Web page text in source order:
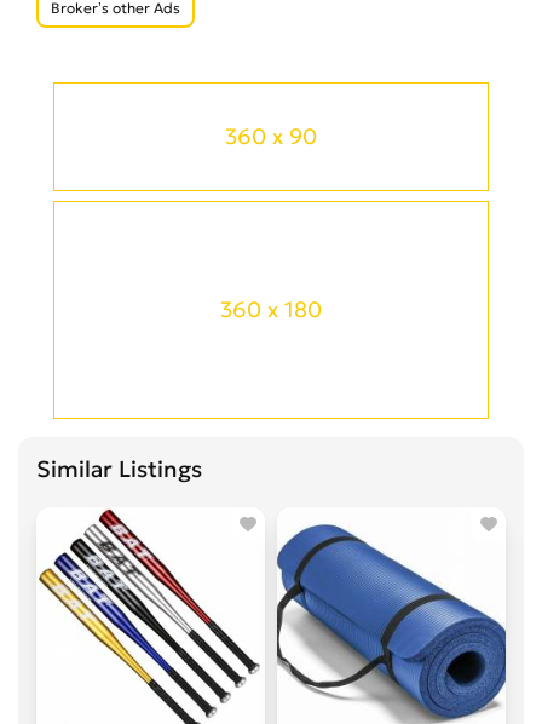
360 x 90
360 x 180
Similar Listings
Broker’s other Ads